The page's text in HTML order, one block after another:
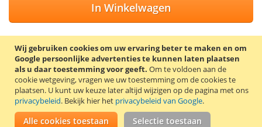
Wij gebruiken cookies om uw ervaring beter te maken en om
Google persoonlijke advertenties te kunnen laten plaatsen
als u daar toestemming voor geeft. Om te voldoen aan de
cookie wetgeving, vragen we uw toestemming om de cookies te
plaatsen. U kunt uw keuze later altijd wijzigen op de pagina met ons
privacybeleid. Bekijk hier het privacybeleid van Google.
Alle cookies toestaan Selectie toestaan
In Winkelwagen
VOEG TOE AAN VERLANGLIJST
TOEVOEGEN OM TE VERGELIJKEN
100% Nieuwe huismerk HP 203X (CF543X) / Canon 054H toner
cartridge. Kleur: magenta. Capaciteit: 2500 pagina’s.